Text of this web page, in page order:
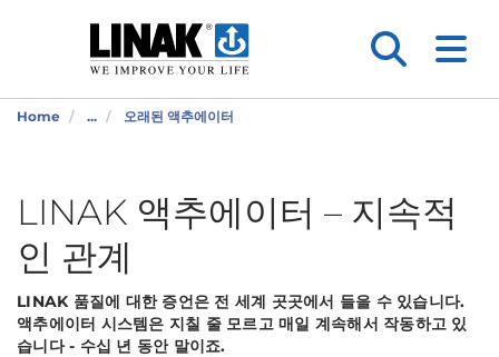
Home ... 오래된 액추에이터
LINAK 액추에이터 – 지속적
인 관계
LINAK 품질에 대한 증언은 전 세계 곳곳에서 들을 수 있습니다.
액추에이터 시스템은 지칠 줄 모르고 매일 계속해서 작동하고 있
습니다 - 수십 년 동안 말이죠.